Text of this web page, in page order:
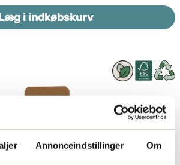
Annonceindstillinger Om
i indkøbskurv